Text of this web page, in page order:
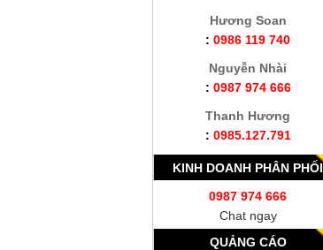
Hương Soan
: 0986 119 740
Nguyễn Nhài
: 0987 974 666
Thanh Hương
: 0985.127.791
KINH DOANH PHÂN PHỐI
0987 974 666
Chat ngay
QUẢNG CÁO